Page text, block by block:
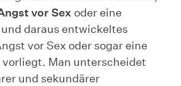
vor Sex oder eine
und daraus entwickeltes
vor Sex oder sogar eine
vorliegt. Man unterscheidet
und sekundärer